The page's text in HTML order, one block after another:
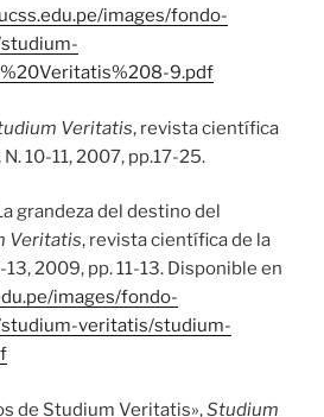
images/fondo-
9.pdf
Veritatis, revista científica
10-11, 2007, pp.17-25.
grandeza del destino del
Veritatis, revista científica de la
13, 2009, pp. 11-13. Disponible en
images/fondo-
veritatis/studium-
de Studium Veritatis»,Studium